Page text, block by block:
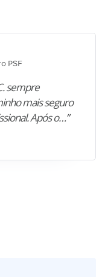
PSF
sempre
mais seguro
Após o…”